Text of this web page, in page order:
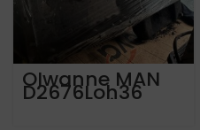
Ölwanne MAN
D2676Loh36
Euro 6 mit